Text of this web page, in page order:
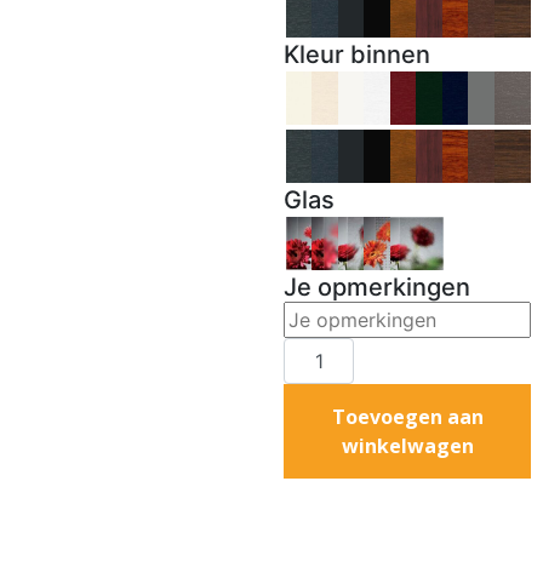
Kleur binnen
Glas
Je opmerkingen
Toevoegen aan
winkelwagen